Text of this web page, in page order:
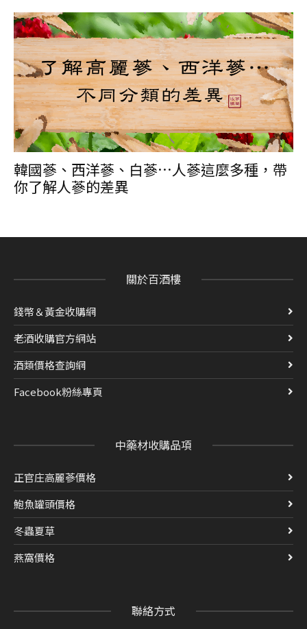
韓國蔘、西洋蔘、白蔘…人蔘這麼多種，帶
你了解人蔘的差異
關於百酒樓
錢幣＆黃金收購網
老酒收購官方網站
酒類價格查詢網
Facebook粉絲專頁
中藥材收購品項
正官庄高麗蔘價格
鮑魚罐頭價格
冬蟲夏草
燕窩價格
聯絡方式